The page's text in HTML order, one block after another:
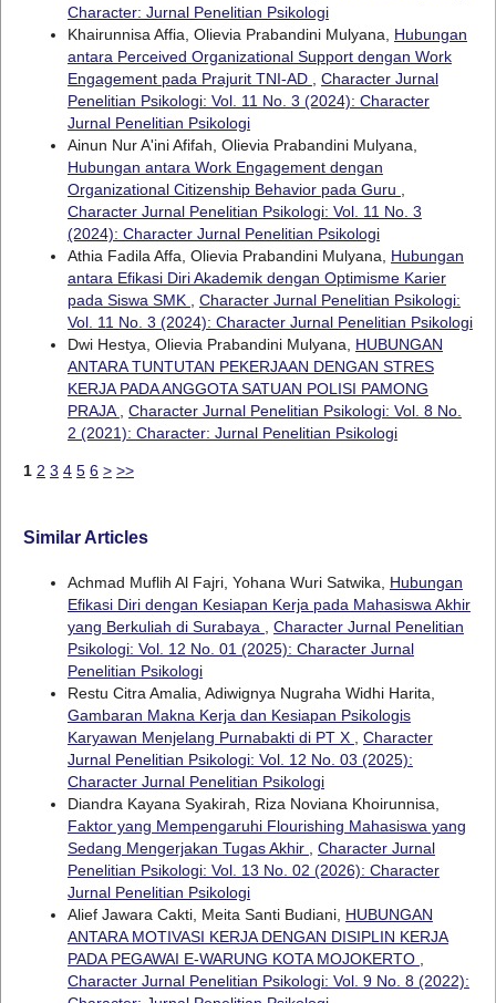
Character: Jurnal Penelitian Psikologi
Khairunnisa Affia, Olievia Prabandini Mulyana, Hubungan
antara Perceived Organizational Support dengan Work
Engagement pada Prajurit TNI-AD
Character Jurnal
Penelitian Psikologi: Vol. 11 No. 3 (2024): Character
Jurnal Penelitian Psikologi
Ainun Nur A'ini Afifah, Olievia Prabandini Mulyana,
Hubungan antara Work Engagement dengan
Organizational Citizenship Behavior pada Guru
Character Jurnal Penelitian Psikologi: Vol. 11 No. 3
(2024): Character Jurnal Penelitian Psikologi
Athia Fadila Affa, Olievia Prabandini Mulyana, Hubungan
antara Efikasi Diri Akademik dengan Optimisme Karier
pada Siswa SMK
Character Jurnal Penelitian Psikologi:
Vol. 11 No. 3 (2024): Character Jurnal Penelitian Psikologi
Dwi Hestya, Olievia Prabandini Mulyana, HUBUNGAN
ANTARA TUNTUTAN PEKERJAAN DENGAN STRES
KERJA PADA ANGGOTA SATUAN POLISI PAMONG
PRAJA
Character Jurnal Penelitian Psikologi: Vol. 8 No.
2 (2021): Character: Jurnal Penelitian Psikologi
1 2 3 4 5 6 > >>
Similar Articles
Achmad Muflih Al Fajri, Yohana Wuri Satwika, Hubungan
Efikasi Diri dengan Kesiapan Kerja pada Mahasiswa Akhir
yang Berkuliah di Surabaya
Character Jurnal Penelitian
Psikologi: Vol. 12 No. 01 (2025): Character Jurnal
Penelitian Psikologi
Restu Citra Amalia, Adiwignya Nugraha Widhi Harita,
Gambaran Makna Kerja dan Kesiapan Psikologis
Karyawan Menjelang Purnabakti di PT X
Character
Jurnal Penelitian Psikologi: Vol. 12 No. 03 (2025):
Character Jurnal Penelitian Psikologi
Diandra Kayana Syakirah, Riza Noviana Khoirunnisa,
Faktor yang Mempengaruhi Flourishing Mahasiswa yang
Sedang Mengerjakan Tugas Akhir
Character Jurnal
Penelitian Psikologi: Vol. 13 No. 02 (2026): Character
Jurnal Penelitian Psikologi
Alief Jawara Cakti, Meita Santi Budiani, HUBUNGAN
ANTARA MOTIVASI KERJA DENGAN DISIPLIN KERJA
PADA PEGAWAI E-WARUNG KOTA MOJOKERTO
Character Jurnal Penelitian Psikologi: Vol. 9 No. 8 (2022):